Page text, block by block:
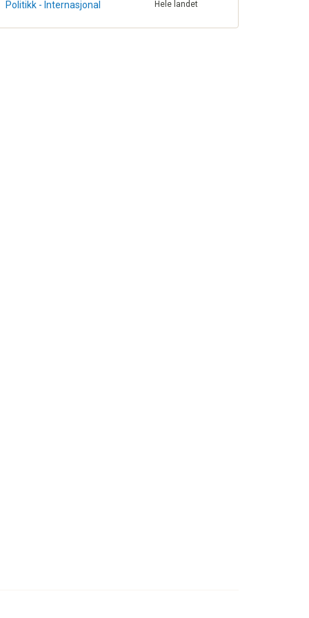
Politikk - Internasjonal Hele landet